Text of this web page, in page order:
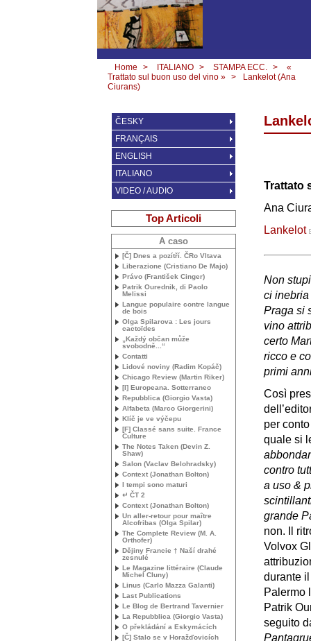
Home > ITALIANO > STAMPA ECC. >
«
Trattato sul buon uso del vino » >
Lankelot (Ana
Ciurans)
Trattato
Ana
Lankelot
Non
ci
Praga si
vino
certo
ricco e
primi
Così
per
quale si
contro
a uso &
grande
non. Il
Volvox
durante
Palermo
Patrik
seguito
ČESKY
FRANÇAIS
ENGLISH
ITALIANO
VIDEO / AUDIO
Top Articoli
A caso
[Č] Dnes a pozítří. ČRo Vltava
Liberazione (Cristiano De Majo)
Právo (František Cinger)
Patrik Ourednik, di Paolo
Melissi
Langue populaire contre langue
de bois
Olga Spilarova : Les jours
cactoïdes
„Každý občan může
svobodně...“
Contatti
Lidové noviny (Radim Kopáč)
Chicago Review (Martin Riker)
[I] Europeana. Sotterraneo
Repubblica (Giorgio Vasta)
Alfabeta (Marco Giorgerini)
Klíč je ve výčepu
[F] Classé sans suite. France
Culture
The Notes Taken (Devin Z.
Shaw)
Salon (Vaclav Belohradsky)
Context (Jonathan Bolton)
I tempi sono maturi
↵ ČT 2
Context (Jonathan Bolton)
Un aller-retour pour maître
Alcofribas (Olga Spilar)
The Complete Review (M. A.
Orthofer)
Dějiny Francie † Naší drahé
zesnulé
Le Magazine littéraire (Claude
Michel Cluny)
Linus (Carlo Mazza Galanti)
Last Publications
Le Blog de Bertrand Tavernier
La Repubblica (Giorgio Vasta)
O překládání a Eskymácích
[Č] Stalo se v Horažďovicích